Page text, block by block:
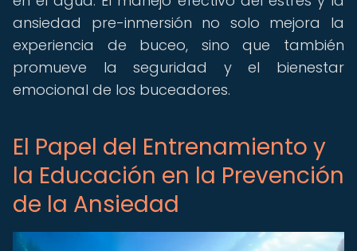
ansiedad pre-inmersión no solo mejora la
experiencia de buceo, sino que también
promueve la seguridad y el bienestar
emocional de los buceadores.
El Papel del Entrenamiento y
la Educación en la Prevención
de la Ansiedad